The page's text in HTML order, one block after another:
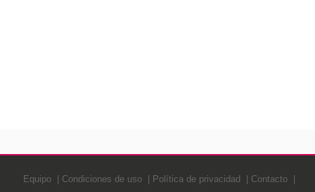
Equipo Condiciones de uso Política de privacidad
Contacto